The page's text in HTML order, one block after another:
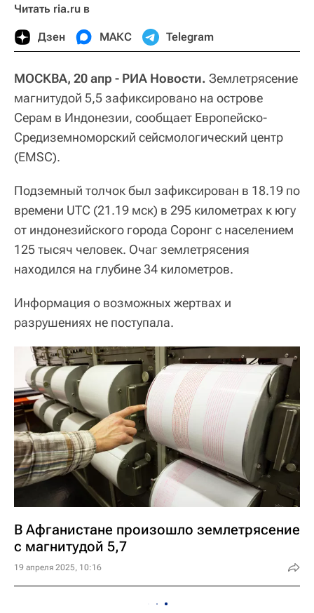
Читать ria.ru в
Дзен МАКС Telegram
МОСКВА, 20 апр - РИА Новости. Землетрясение
магнитудой 5,5 зафиксировано на острове
Серам в Индонезии, сообщает Европейско-
Средиземноморский сейсмологический центр
(EMSC).
Подземный толчок был зафиксирован в 18.19 по
времени UTC (21.19 мск) в 295 километрах к югу
от индонезийского города Соронг с населением
125 тысяч человек. Очаг землетрясения
находился на глубине 34 километров.
Информация о возможных жертвах и
разрушениях не поступала.
В Афганистане произошло землетрясение
с магнитудой 5,7
19 апреля 2025, 10:16